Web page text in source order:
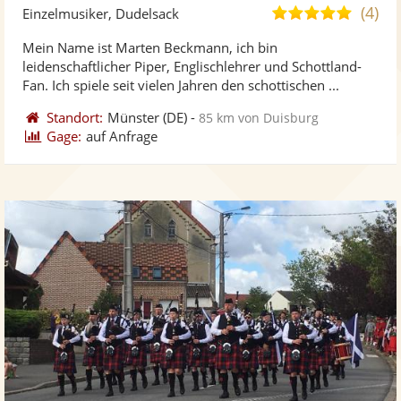
5,0
5
(4)
Einzelmusiker, Dudelsack
Mein Name ist Marten Beckmann, ich bin
leidenschaftlicher Piper, Englischlehrer und Schottland-
Fan. Ich spiele seit vielen Jahren den schottischen ...
Standort: Münster (DE) -85 km von Duisburg
Gage: auf Anfrage